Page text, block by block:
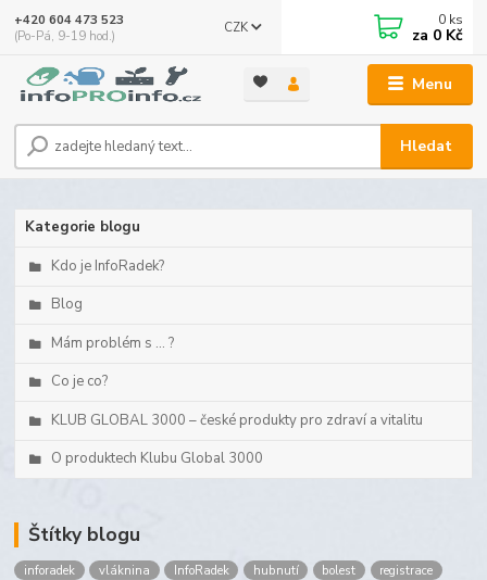
Menu
CZK
Hledat
+420 604 473 523
(Po-Pá, 9-19 hod.)
0 ks
za 0 Kč
Kategorie blogu
Kdo je InfoRadek?
Blog
Mám problém s ... ?
Co je co?
KLUB GLOBAL 3000 – české produkty pro zdraví a vitalitu
O produktech Klubu Global 3000
Štítky blogu
inforadek vláknina InfoRadek hubnutí bolest
registrace